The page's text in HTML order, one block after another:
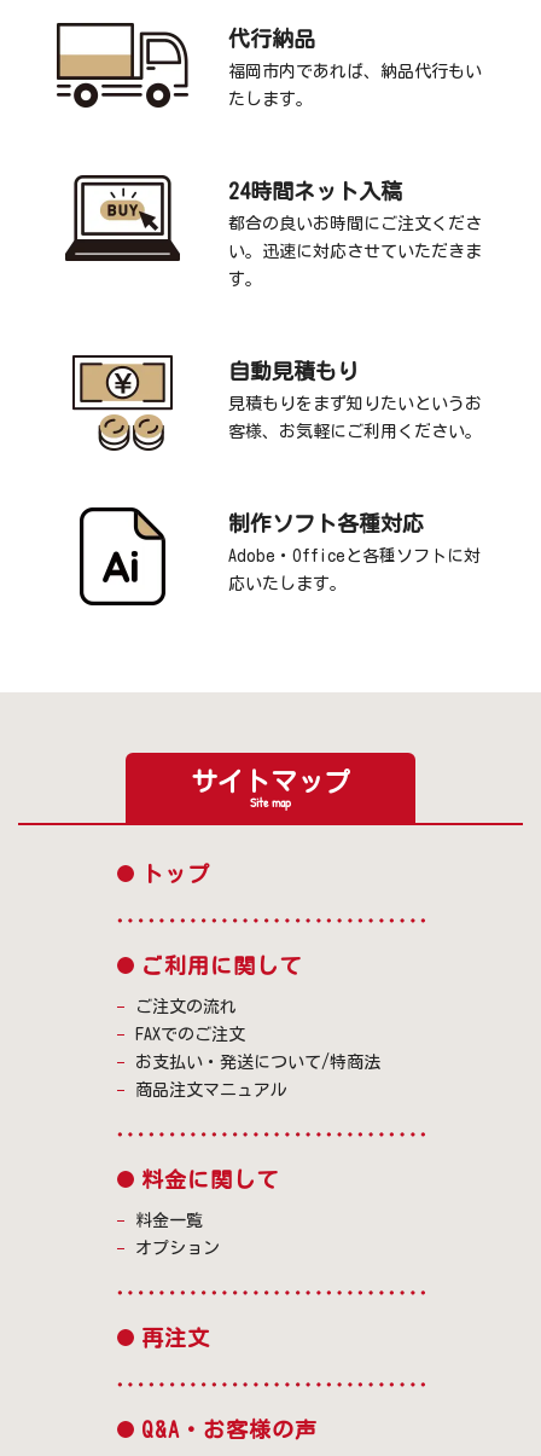
代行納品
福岡市内であれば、納品代行もい
たします。
24時間ネット入稿
都合の良いお時間にご注文くださ
い。迅速に対応させていただきま
す。
自動見積もり
見積もりをまず知りたいというお
客様、お気軽にご利用ください。
制作ソフト各種対応
Adobe・Officeと各種ソフトに対
応いたします。
サイトマップ
Site map
トップ
ご利用に関して
ご注文の流れ
FAXでのご注文
お支払い・発送について/特商法
商品注文マニュアル
料金に関して
料金一覧
オプション
再注文
Q&A・お客様の声